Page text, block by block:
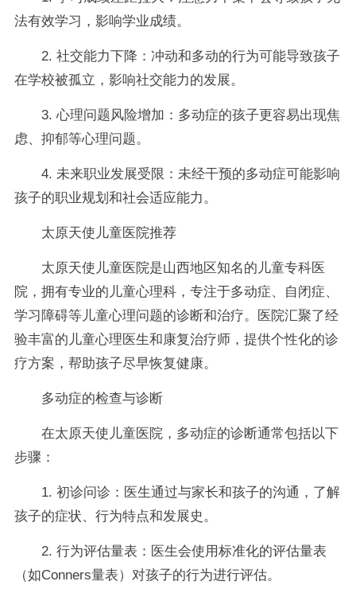
法有效学习，影响学业成绩。
2. 社交能力下降：冲动和多动的行为可能导致孩子
在学校被孤立，影响社交能力的发展。
3. 心理问题风险增加：多动症的孩子更容易出现焦
虑、抑郁等心理问题。
4. 未来职业发展受限：未经干预的多动症可能影响
孩子的职业规划和社会适应能力。
太原天使儿童医院推荐
太原天使儿童医院是山西地区知名的儿童专科医
院，拥有专业的儿童心理科，专注于多动症、自闭症、
学习障碍等儿童心理问题的诊断和治疗。医院汇聚了经
验丰富的儿童心理医生和康复治疗师，提供个性化的诊
疗方案，帮助孩子尽早恢复健康。
多动症的检查与诊断
在太原天使儿童医院，多动症的诊断通常包括以下
步骤：
1. 初诊问诊：医生通过与家长和孩子的沟通，了解
孩子的症状、行为特点和发展史。
2. 行为评估量表：医生会使用标准化的评估量表
（如Conners量表）对孩子的行为进行评估。